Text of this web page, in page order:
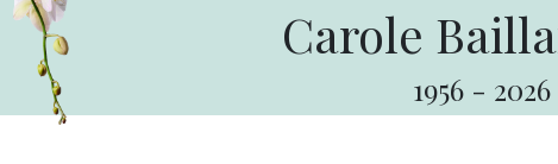
Carole
1956 - 2026